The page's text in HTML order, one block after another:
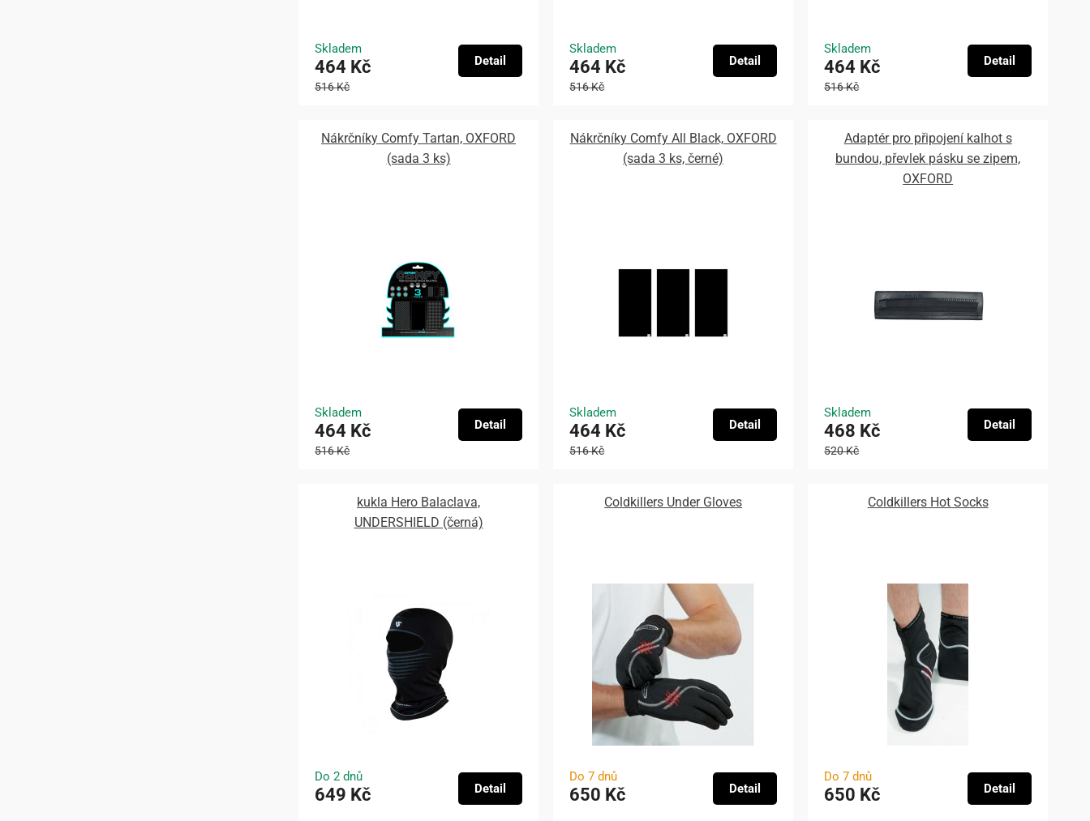
Skladem
464 Kč
516 Kč
Detail
Skladem
464 Kč
516 Kč
Detail
Skladem
464 Kč
516 Kč
Detail
Nákrčníky Comfy Tartan, OXFORD
(sada 3 ks)
Skladem
464 Kč
516 Kč
Detail
Nákrčníky Comfy All Black, OXFORD
(sada 3 ks, černé)
Skladem
464 Kč
516 Kč
Detail
Adaptér pro připojení kalhot s
bundou, převlek pásku se zipem,
OXFORD
Skladem
468 Kč
520 Kč
Detail
kukla Hero Balaclava,
UNDERSHIELD (černá)
Do 2 dnů
649 Kč Detail
Coldkillers Under Gloves
Do 7 dnů
650 Kč Detail
Coldkillers Hot Socks
Do 7 dnů
650 Kč Detail